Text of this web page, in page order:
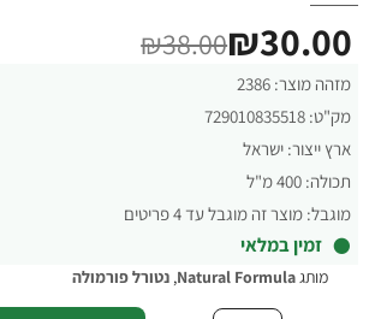
מזהה מוצר: 2386
מק"ט: 729010835518
ארץ ייצור: ישראל
תכולה: 400 מ"ל
מוגבל: מוצר זה מוגבל עד 4 פריטים
זמין במלאי
₪30.00
₪38.00
מותגNatural Formula
, נטורל פורמולה